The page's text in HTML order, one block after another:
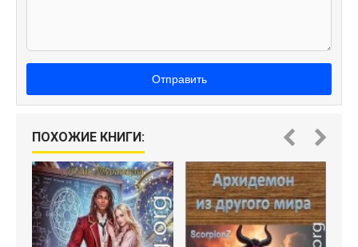
Отправить
ПОХОЖИЕ КНИГИ: